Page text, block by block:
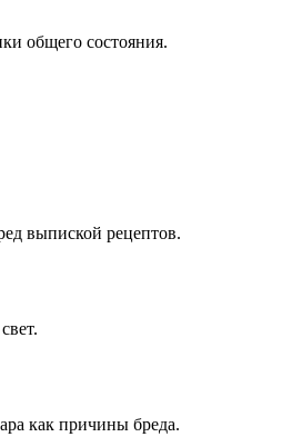
общего состояния.
выпиской рецептов.
как причины бреда.